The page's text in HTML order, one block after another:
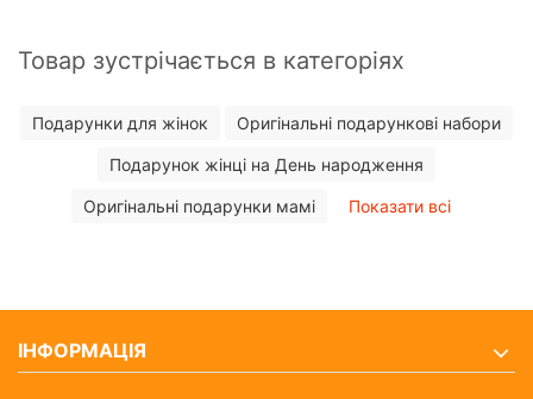
Товар зустрічається в категоріях
Подарунки для жінок Оригінальні подарункові набори
Подарунок жінці на День народження
Оригінальні подарунки мамі Показати всі
ІНФОРМАЦІЯ